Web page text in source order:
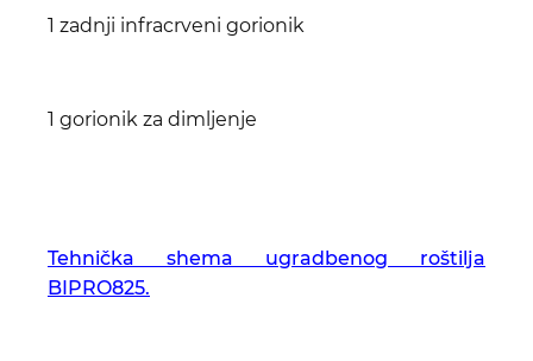
1 zadnji infracrveni gorionik
1 gorionik za dimljenje
Tehnička shema ugradbenog roštilja
BIPRO825.